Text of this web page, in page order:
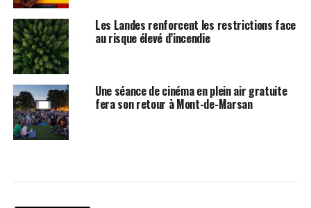
Les Landes renforcent les restrictions face
au risque élevé d’incendie
Une séance de cinéma en plein air gratuite
fera son retour à Mont-de-Marsan